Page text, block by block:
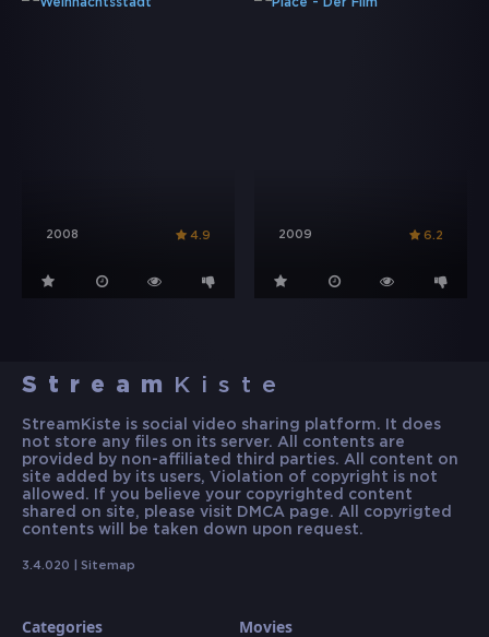
2008 4.9 2009 6.2
Stream Kiste
StreamKiste is social video sharing platform. It does
not store any files on its server. All contents are
provided by non-affiliated third parties. All content on
site added by its users, Violation of copyright is not
allowed. If you believe your copyrighted content
shared on site, please visit DMCA page. All copyrigted
contents will be taken down upon request.
3.4.020 | Sitemap
Categories Movies